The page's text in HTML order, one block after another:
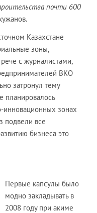
почти 600
Казахстане
зоны,
с журналистами,
ВКО
затронул тему
планировалось
инновационных зонах
подвели все
бизнеса это
Первые капсулы было
модно закладывать в
2008 году при акиме